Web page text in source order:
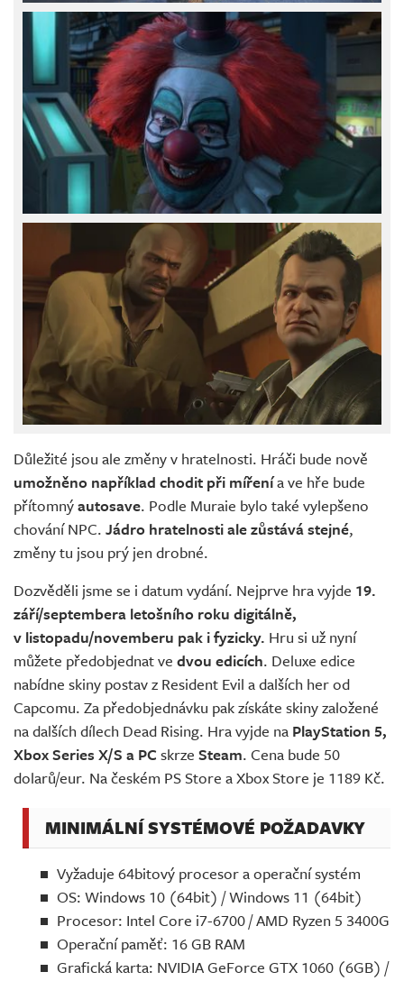
Důležité jsou ale změny v hratelnosti. Hráči bude nově
umožněno například chodit při mířenía ve hře bude
přítomnýautosave. Podle Muraie bylo také vylepšeno
chování NPC. Jádro hratelnosti ale zůstává stejné,
změny tu jsou prý jen drobné.
Dozvěděli jsme se i datum vydání. Nejprve hra vyjde 19.
září/septembera letošního roku digitálně,
v listopadu/novemberu pak i fyzicky. Hru si už nyní
můžete předobjednat ve dvou edicích. Deluxe edice
nabídne skiny postav z Resident Evil a dalších her od
Capcomu. Za předobjednávku pak získáte skiny založené
na dalších dílech Dead Rising. Hra vyjde na PlayStation 5,
Xbox Series X/S a PC skrze Steam. Cena bude 50
dolarů/eur. Na českém PS Store a Xbox Store je 1189 Kč.
MINIMÁLNÍ SYSTÉMOVÉ POŽADAVKY
Vyžaduje 64bitový procesor a operační systém
OS: Windows 10 (64bit) / Windows 11 (64bit)
Procesor: Intel Core i7-6700 / AMD Ryzen 5 3400G
Operační paměť: 16 GB RAM
Grafická karta: NVIDIA GeForce GTX 1060 (6GB) /